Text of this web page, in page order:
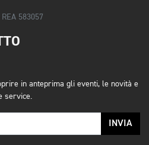
583057
in anteprima gli eventi, le novità e
service.
INVIA